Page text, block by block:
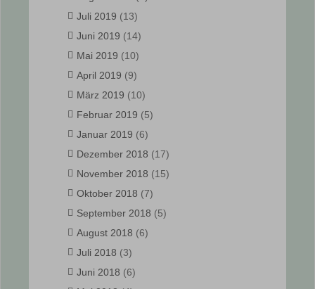
Juli 2019 (13)
Juni 2019 (14)
Mai 2019 (10)
April 2019 (9)
März 2019 (10)
Februar 2019 (5)
Januar 2019 (6)
Dezember 2018 (17)
November 2018 (15)
Oktober 2018 (7)
September 2018 (5)
August 2018 (6)
Juli 2018 (3)
Juni 2018 (6)